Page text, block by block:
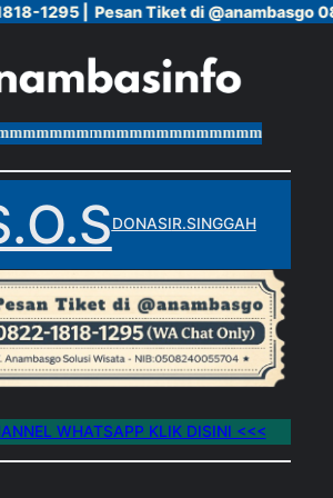
1295 | Pesan Tiket di @anambasgo
DONASIR.SINGGAH
WHATSAPP KLIK DISINI <<<
1295 | Pesan Tiket di @anambasgo